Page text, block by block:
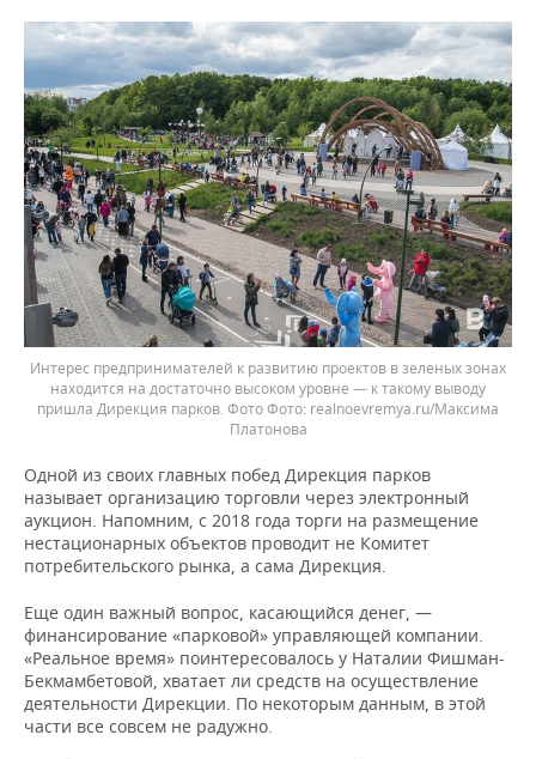
Интерес предпринимателей к развитию проектов в зеленых зонах
находится на достаточно высоком уровне — к такому выводу
пришла Дирекция парков. Фото
realnoevremya.ru/Максима
Платонова
Одной из своих главных побед Дирекция парков
называет организацию торговли через электронный
аукцион. Напомним, с 2018 года торги на размещение
нестационарных объектов проводит не Комитет
потребительского рынка, а сама Дирекция.
Еще один важный вопрос, касающийся денег, —
финансирование «парковой» управляющей компании.
«Реальное время» поинтересовалось у Наталии Фишман-
Бекмамбетовой, хватает ли средств на осуществление
деятельности Дирекции. По некоторым данным, в этой
части все совсем не радужно.